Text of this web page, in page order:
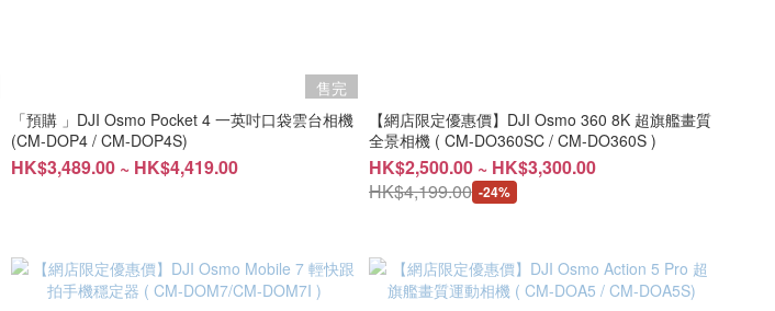
售完
「預購 」DJI Osmo Pocket 4 一英吋口袋雲台相機
(CM-DOP4 / CM-DOP4S)
HK$3,489.00 ~ HK$4,419.00
【網店限定優惠價】DJI Osmo 360 8K 超旗艦畫質
全景相機 ( CM-DO360SC / CM-DO360S )
HK$2,500.00 ~ HK$3,300.00
HK$4,199.00 -24%